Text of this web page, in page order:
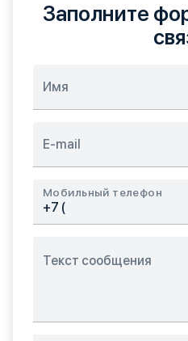
Заполните
Мобильный телефон